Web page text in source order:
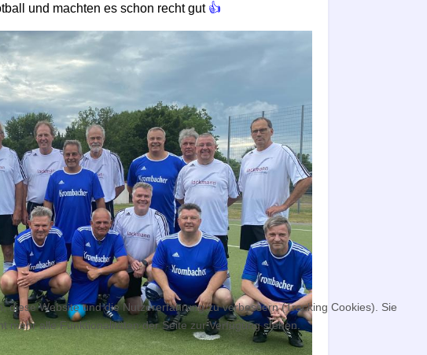
und machten es schon recht gut👍
Website und die Nutzererfahrung zu verbessern (Tracking Cookies). Sie
mehr alle Funktionalitäten der Seite zur Verfügung stehen.